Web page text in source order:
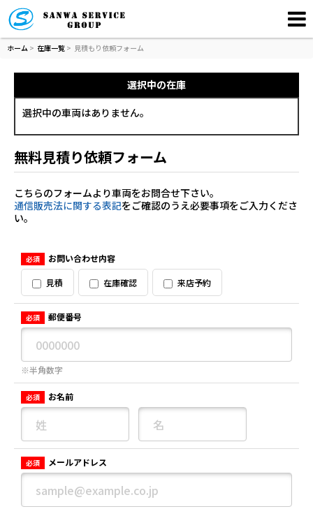
ホーム > 在庫一覧 > 見積もり依頼フォーム
選択中の在庫
選択中の車両はありません。
無料見積り依頼フォーム
こちらのフォームより車両をお問合せ下さい。
通信販売法に関する表記をご確認のうえ必要事項をご入力くださ
い。
必須 お問い合わせ内容
見積 在庫確認 来店予約
必須 郵便番号
※半角数字
必須 お名前
必須 メールアドレス